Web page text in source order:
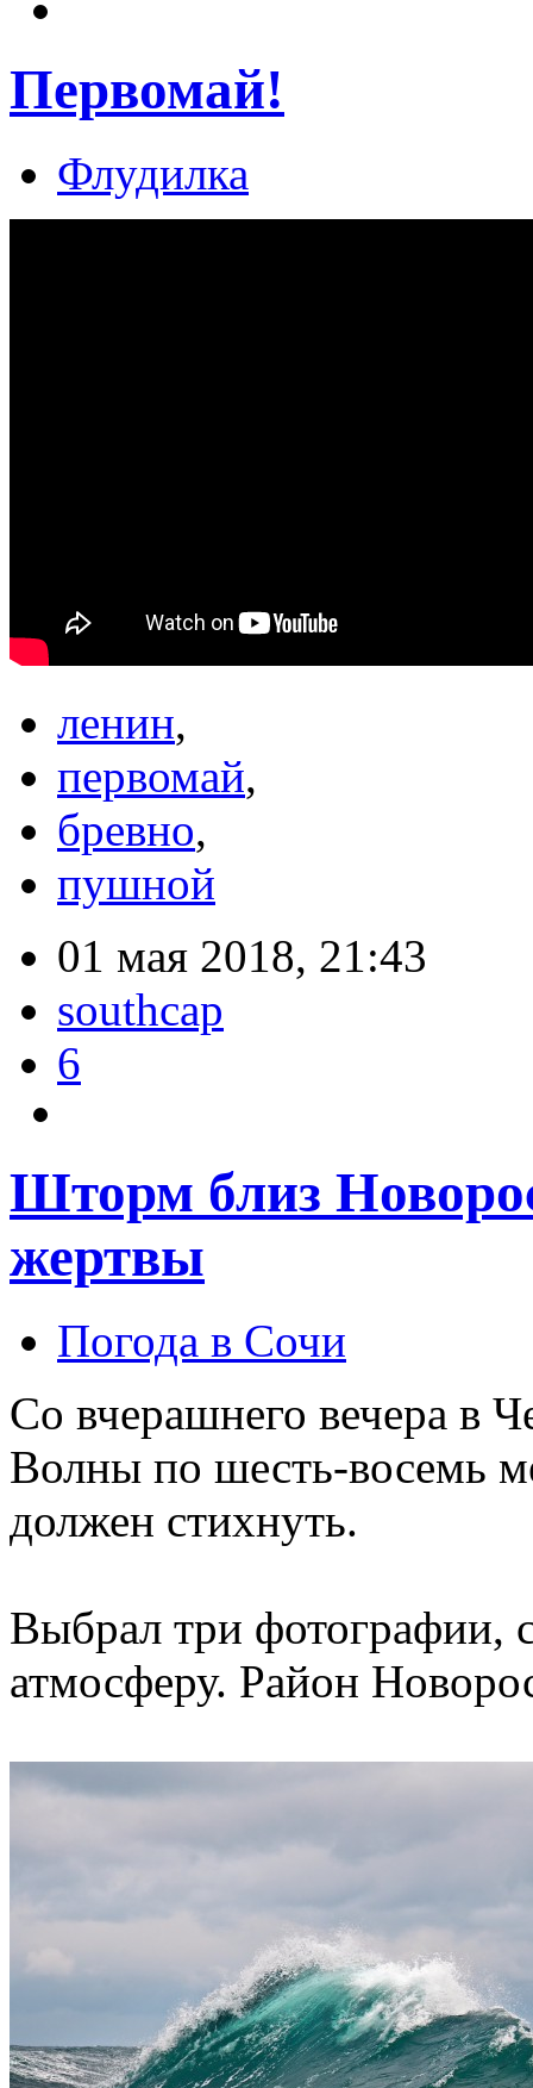
Первомай!
Флудилка
ленин,
первомай,
бревно,
пушной
01 мая 2018, 21:43
southcap
6
Шторм близ
жертвы
Погода в Сочи
Со вчерашнего вечера в
Волны по шесть-восемь
должен стихнуть.
Выбрал три фотографии,
атмосферу. Район